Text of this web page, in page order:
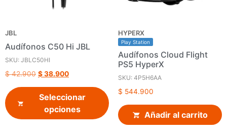
JBL
Audífonos C50 Hi JBL
SKU: JBLC50HI
$42.900 $38.900
Seleccionar
opciones
HYPERX
Play Station
Audífonos Cloud Flight
PS5 HyperX
SKU: 4P5H6AA
$ 544.900
Añadir al carrito